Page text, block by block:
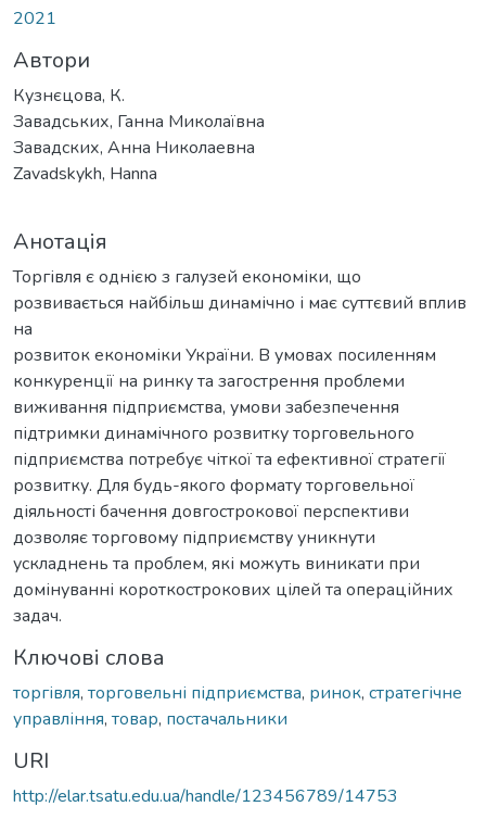
2021
Автори
Кузнєцова, К.
Завадських, Ганна Миколаївна
Завадских, Анна Николаевна
Zavadskykh, Hanna
Анотація
Торгівля є однією з галузей економіки, що
розвивається найбільш динамічно і має суттєвий вплив
на
розвиток економіки України. В умовах посиленням
конкуренції на ринку та загострення проблеми
виживання підприємства, умови забезпечення
підтримки динамічного розвитку торговельного
підприємства потребує чіткої та ефективної стратегії
розвитку. Для будь-якого формату торговельної
діяльності бачення довгострокової перспективи
дозволяє торговому підприємству уникнути
ускладнень та проблем, які можуть виникати при
домінуванні короткострокових цілей та операційних
задач.
Ключові слова
торгівля, торговельні підприємства, ринок, стратегічне
управління, товар, постачальники
URI
http://elar.tsatu.edu.ua/handle/123456789/14753